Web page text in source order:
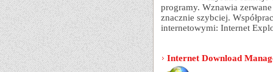
programy. Wznawia
znacznie szybciej.
internetowymi: Internet
Internet Download